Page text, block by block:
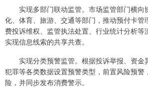
实现多部门联动监管。市场监管部门横向
化、体育、旅游、交通等部门，推动预付卡管
费投诉维权、监管执法处置、行业统计分析等
实现信息线索的共享共查。
实现分类预警监管。根据投诉举报、资金
犯罪等各类数据设置预警类型，前置风险预警
险，并同步发布消费警示。